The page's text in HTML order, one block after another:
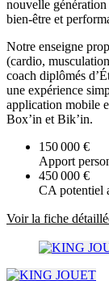
nouvelle
bien-être et
Notre enseigne
(cardio,
coach diplômés
une expérience
application mobile
Box’in et Bik’in.
150 000 €
Apport
450 000 €
CA potentiel
Voir la fiche